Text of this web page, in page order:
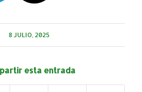
8 JULIO, 2025
esta entrada